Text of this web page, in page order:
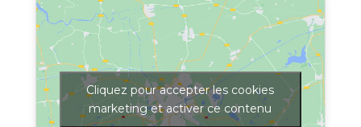
Cliquez pour accepter les cookies
marketing et activer ce contenu